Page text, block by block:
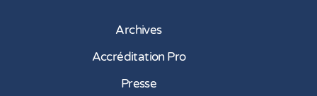
Archives
Accréditation Pro
Presse